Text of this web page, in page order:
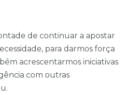
de continuar a apostar
para darmos força
acrescentarmos iniciativas
com outras